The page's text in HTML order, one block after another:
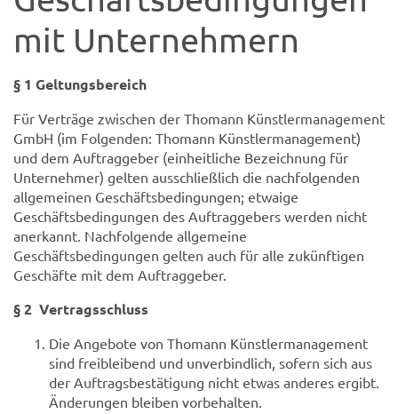
mit Unternehmern
§ 1 Geltungsbereich
Für Verträge zwischen der Thomann Künstlermanagement
GmbH (im Folgenden: Thomann Künstlermanagement)
und dem Auftraggeber (einheitliche Bezeichnung für
Unternehmer) gelten ausschließlich die nachfolgenden
allgemeinen Geschäftsbedingungen; etwaige
Geschäftsbedingungen des Auftraggebers werden nicht
anerkannt. Nachfolgende allgemeine
Geschäftsbedingungen gelten auch für alle zukünftigen
Geschäfte mit dem Auftraggeber.
§ 2 Vertragsschluss
Die Angebote von Thomann Künstlermanagement
sind freibleibend und unverbindlich, sofern sich aus
der Auftragsbestätigung nicht etwas anderes ergibt.
Änderungen bleiben vorbehalten.